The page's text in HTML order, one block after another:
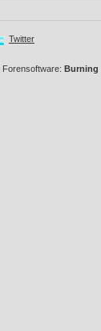
Twitter
Forensoftware: Burning